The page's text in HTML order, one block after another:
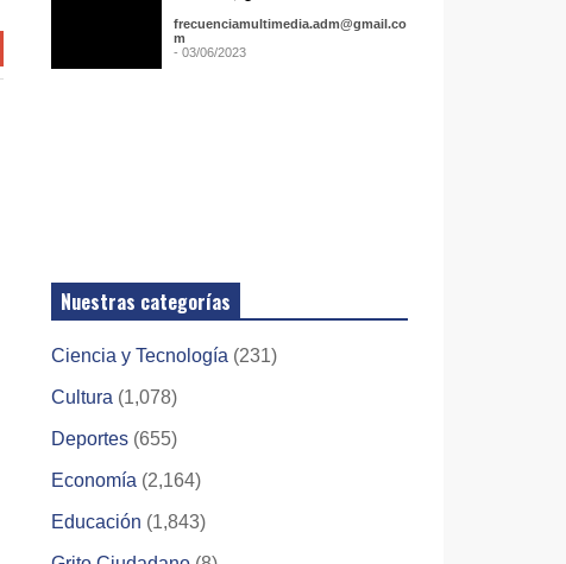
frecuenciamultimedia.adm@gmail.co
m
- 03/06/2023
Nuestras categorías
Ciencia y Tecnología (231)
Cultura (1,078)
Deportes (655)
Economía (2,164)
Educación (1,843)